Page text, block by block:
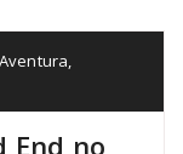
Aventura,
End no